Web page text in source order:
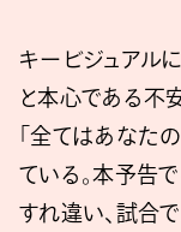
キービジュアル
と本心である不
「全てはあなた
ている。本予告
すれ違い、試合